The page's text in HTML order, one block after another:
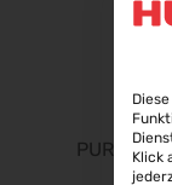
Expo Real 2026
05.10.2026 -
06.10.2026 -
interbad 2026
06.10.2026 -
PURE Klick